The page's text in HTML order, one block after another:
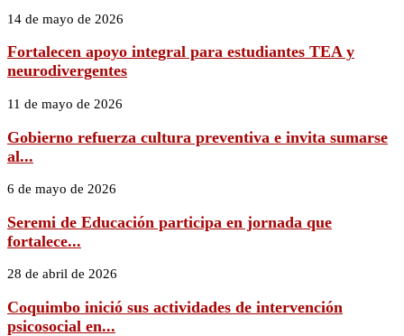
14 de mayo de 2026
Fortalecen apoyo integral para estudiantes TEA y
neurodivergentes
11 de mayo de 2026
Gobierno refuerza cultura preventiva e invita sumarse
al...
6 de mayo de 2026
Seremi de Educación participa en jornada que
fortalece...
28 de abril de 2026
Coquimbo inició sus actividades de intervención
psicosocial en...